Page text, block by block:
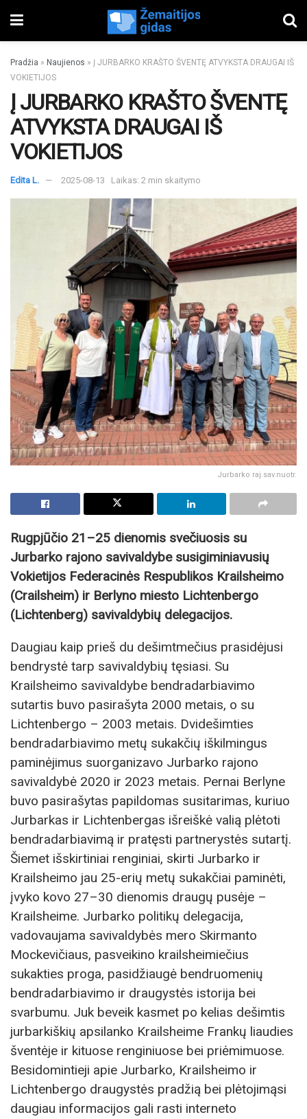
Pradžia » Naujienos » Į JURBARKO KRAŠTO ŠVENTĘ ATVYKSTA DRAUGAI IŠ
VOKIETIJOS
Į JURBARKO KRAŠTO ŠVENTĘ
ATVYKSTA DRAUGAI IŠ
VOKIETIJOS
Edita L. 2025-08-13 Laikas: 2 min skaitymo
Jurbarko raj.sav.nuotr.
Rugpjūčio 21–25 dienomis svečiuosis su
Jurbarko rajono savivaldybe susigiminiavusių
Vokietijos Federacinės Respublikos Krailsheimo
(Crailsheim) ir Berlyno miesto Lichtenbergo
(Lichtenberg) savivaldybių delegacijos.
Daugiau kaip prieš du dešimtmečius prasidėjusi
bendrystė tarp savivaldybių tęsiasi. Su
Krailsheimo savivaldybe bendradarbiavimo
sutartis buvo pasirašyta 2000 metais, o su
Lichtenbergo – 2003 metais. Dvidešimties
bendradarbiavimo metų sukakčių iškilmingus
paminėjimus suorganizavo Jurbarko rajono
savivaldybė 2020 ir 2023 metais. Pernai Berlyne
buvo pasirašytas papildomas susitarimas, kuriuo
Jurbarkas ir Lichtenbergas išreiškė valią plėtoti
bendradarbiavimą ir pratęsti partnerystės sutartį.
Šiemet išskirtiniai renginiai, skirti Jurbarko ir
Krailsheimo jau 25-erių metų sukakčiai paminėti,
įvyko kovo 27–30 dienomis draugų pusėje –
Krailsheime. Jurbarko politikų delegacija,
vadovaujama savivaldybės mero Skirmanto
Mockevičiaus, pasveikino krailsheimiečius
sukakties proga, pasidžiaugė bendruomenių
bendradarbiavimo ir draugystės istorija bei
svarbumu. Juk beveik kasmet po kelias dešimtis
jurbarkiškių apsilanko Krailsheime Frankų liaudies
šventėje ir kituose renginiuose bei priėmimuose.
Besidomintieji apie Jurbarko, Krailsheimo ir
Lichtenbergo draugystės pradžią bei plėtojimąsi
daugiau informacijos gali rasti interneto